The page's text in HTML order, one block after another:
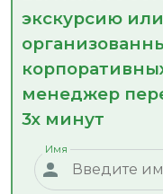
экскурсию
менеджер
3х минут
Имя